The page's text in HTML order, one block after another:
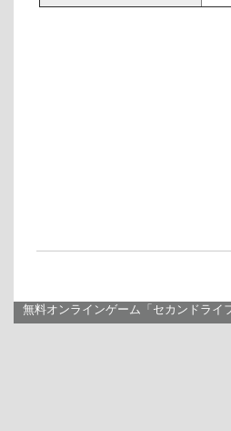
無料オンラインゲーム「セカンドライ